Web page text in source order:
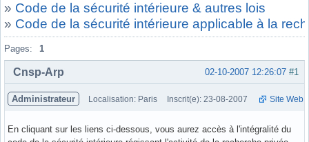
» Code de la sécurité intérieure & autres lois
» Code de la sécurité intérieure applicable à la
Pages: 1
#1
02-10-2007 12:26:07
Cnsp-Arp
Administrateur Localisation: Paris Inscrit(e): 23-08-2007 Site Web
En cliquant sur les liens ci-dessous, vous aurez accès à l'intégralité du